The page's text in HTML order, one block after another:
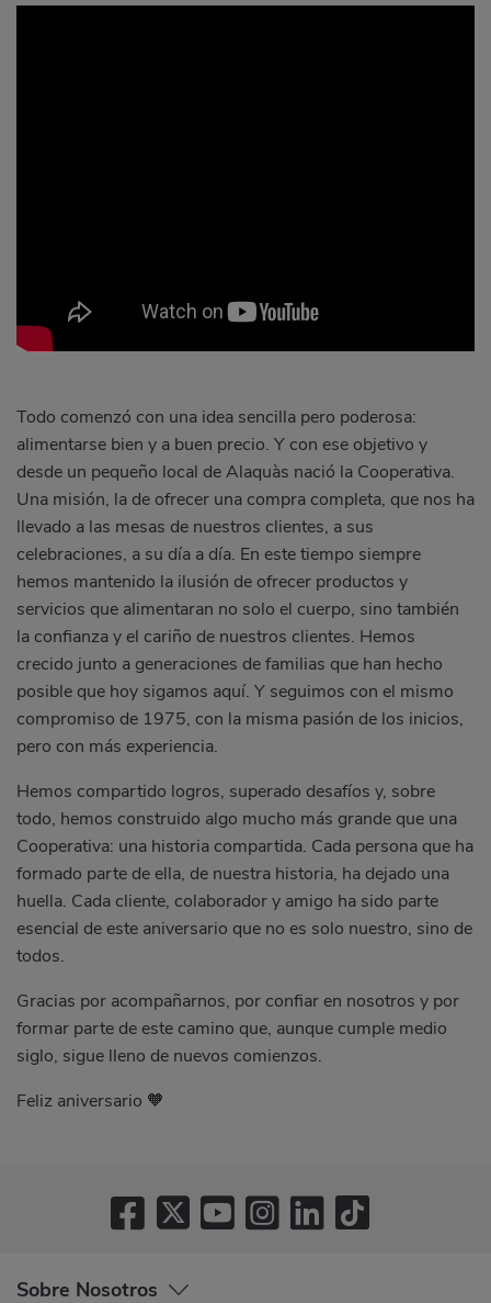
Todo comenzó con una idea sencilla pero poderosa:
alimentarse bien y a buen precio. Y con ese objetivo y
desde un pequeño local de Alaquàs nació la Cooperativa.
Una misión, la de ofrecer una compra completa, que nos ha
llevado a las mesas de nuestros clientes, a sus
celebraciones, a su día a día. En este tiempo siempre
hemos mantenido la ilusión de ofrecer productos y
servicios que alimentaran no solo el cuerpo, sino también
la confianza y el cariño de nuestros clientes. Hemos
crecido junto a generaciones de familias que han hecho
posible que hoy sigamos aquí. Y seguimos con el mismo
compromiso de 1975, con la misma pasión de los inicios,
pero con más experiencia.
Hemos compartido logros, superado desafíos y, sobre
todo, hemos construido algo mucho más grande que una
Cooperativa: una historia compartida. Cada persona que ha
formado parte de ella, de nuestra historia, ha dejado una
huella. Cada cliente, colaborador y amigo ha sido parte
esencial de este aniversario que no es solo nuestro, sino de
todos.
Gracias por acompañarnos, por confiar en nosotros y por
formar parte de este camino que, aunque cumple medio
siglo, sigue lleno de nuevos comienzos.
Feliz aniversario 🧡
Sobre Nosotros